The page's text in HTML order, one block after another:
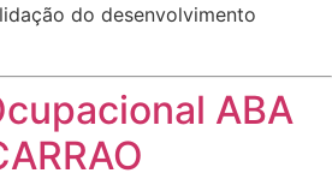
do desenvolvimento
ABA